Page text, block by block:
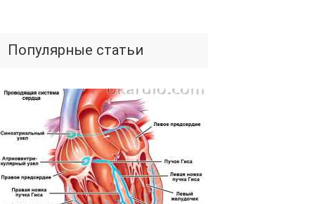
Популярные статьи